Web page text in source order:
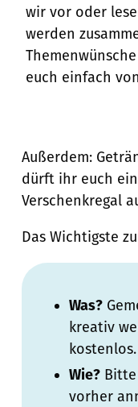
wir vor oder
werden
euch einfach
Außerdem:
dürft ihr euch
Verschenkregal
Das Wichtigste
Was?
kreativ
kostenlos.
Wie?Bitte
vorher